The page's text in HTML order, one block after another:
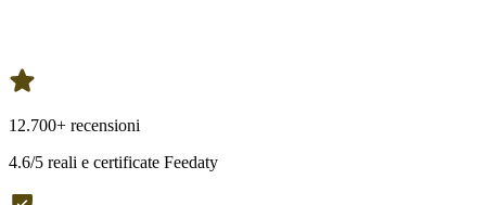
12.700+ recensioni
4.6/5 reali e certificate Feedaty